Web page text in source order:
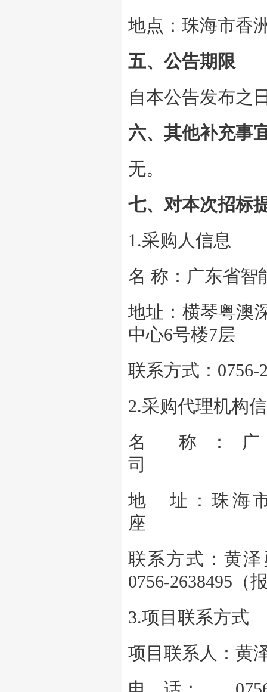
地点：珠海市香
五、公告期限
自本公告发布之
六、其他补充事
无。
七、对本次招标
1.采购人信息
名 称：广东
地址：横琴粤澳
中心6
联系方式：
2.采购代理机构
名 称：
地 址：珠海
联系方式：黄泽
0756-
3.项目联系方式
项目联系人：黄